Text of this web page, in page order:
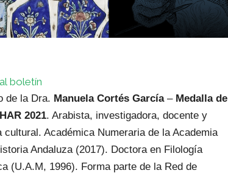
boletín
de la Dra. Manuela Cortés García– Medalla de
2021. Arabista, investigadora, docente y
cultural. Académica Numeraria de la Academia
Andaluza (2017). Doctora en Filología
(U.A.M, 1996). Forma parte de la Red de